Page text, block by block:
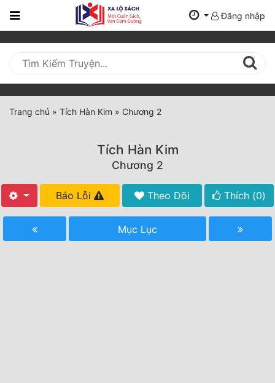
Trang
Mới
Cập
Nhật
(current)
Tất Cả
Đăng nhập
Trang chủ » Tích Hàn Kim » Chương 2
Tích Hàn Kim
Chương 2
Báo Lỗi Theo Dõi Thích (0)
Mục Lục